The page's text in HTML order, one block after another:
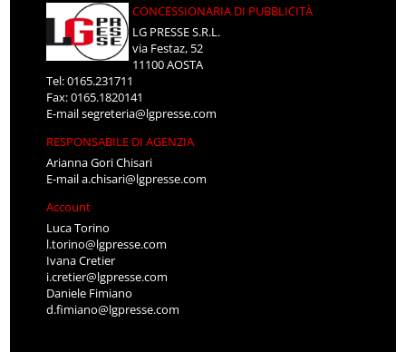
CONCESSIONARIA DI PUBBLICITÀ
LG PRESSE S.R.L.
via Festaz, 52
11100 AOSTA
Tel: 0165.231711
Fax: 0165.1820141
E-mailsegreteria@lgpresse.com
RESPONSABILE DI AGENZIA
Arianna Gori Chisari
E-maila.chisari@lgpresse.com
Account
Luca Torino
l.torino@lgpresse.com
Ivana Cretier
i.cretier@lgpresse.com
Daniele Fimiano
d.fimiano@lgpresse.com